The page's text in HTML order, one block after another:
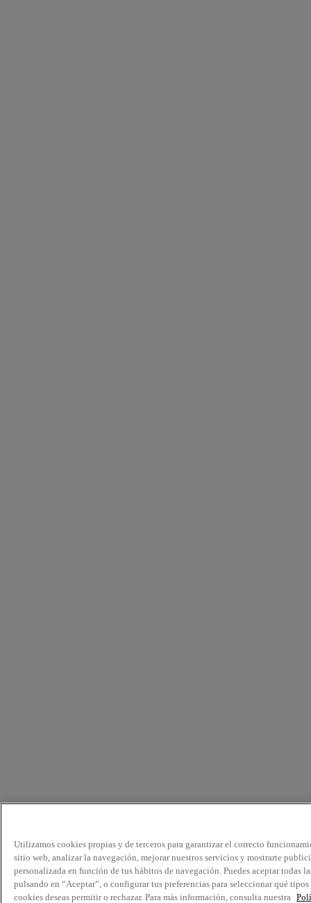
Utilizamos cookies propias y de terceros para garantizar el correcto
sitio web, analizar la navegación, mejorar nuestros servicios y mostrarte
personalizada en función de tus hábitos de navegación. Puedes aceptar todas
pulsando en “Aceptar”, o configurar tus preferencias para seleccionar qué tipos
cookies deseas permitir o rechazar. Para más información, consulta nuestra